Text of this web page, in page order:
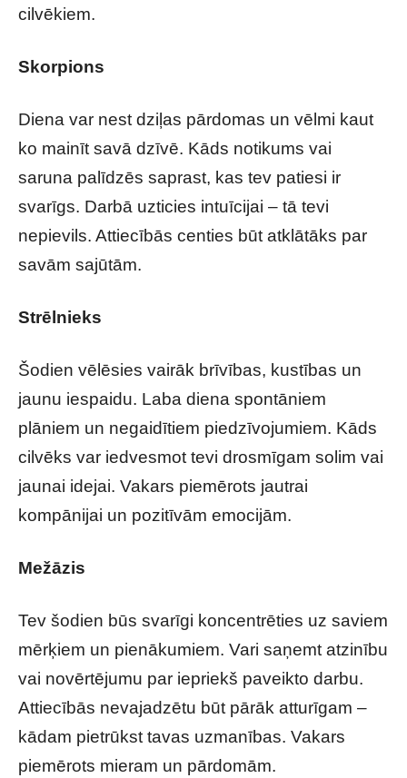
cilvēkiem.
Skorpions
Diena var nest dziļas pārdomas un vēlmi kaut
ko mainīt savā dzīvē. Kāds notikums vai
saruna palīdzēs saprast, kas tev patiesi ir
svarīgs. Darbā uzticies intuīcijai – tā tevi
nepievils. Attiecībās centies būt atklātāks par
savām sajūtām.
Strēlnieks
Šodien vēlēsies vairāk brīvības, kustības un
jaunu iespaidu. Laba diena spontāniem
plāniem un negaidītiem piedzīvojumiem. Kāds
cilvēks var iedvesmot tevi drosmīgam solim vai
jaunai idejai. Vakars piemērots jautrai
kompānijai un pozitīvām emocijām.
Mežāzis
Tev šodien būs svarīgi koncentrēties uz saviem
mērķiem un pienākumiem. Vari saņemt atzinību
vai novērtējumu par iepriekš paveikto darbu.
Attiecībās nevajadzētu būt pārāk atturīgam –
kādam pietrūkst tavas uzmanības. Vakars
piemērots mieram un pārdomām.